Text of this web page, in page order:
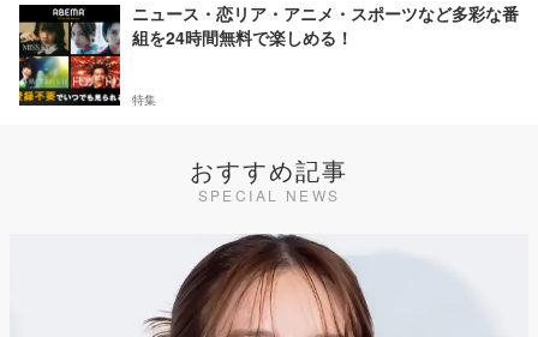
ニュース・恋リア・アニメ・スポーツなど多彩な番
組を24時間無料で楽しめる！
特集
おすすめ記事
SPECIAL NEWS